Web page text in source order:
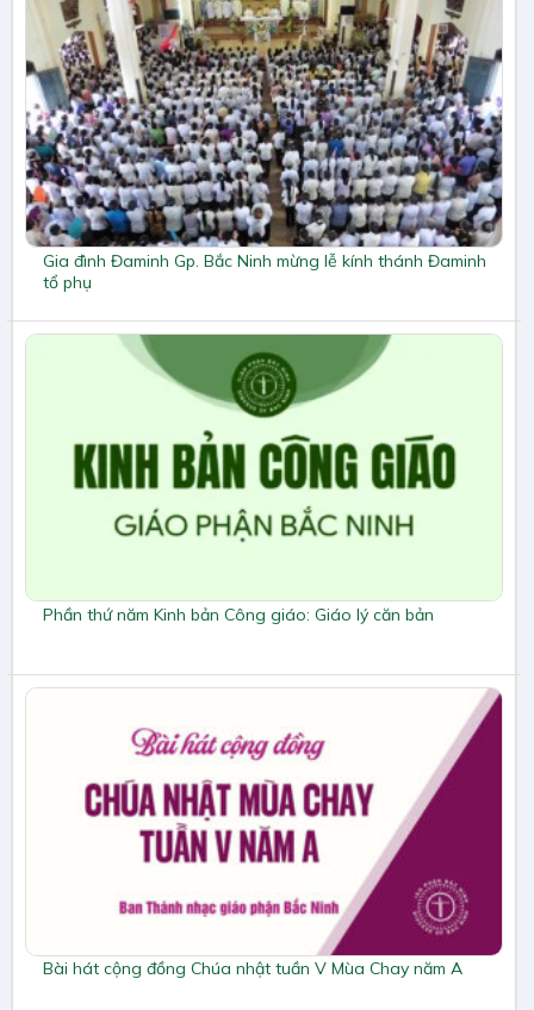
Gia đình Đaminh Gp. Bắc Ninh mừng lễ kính thánh Đaminh
tổ phụ
Phần thứ năm Kinh bản Công giáo: Giáo lý căn bản
Bài hát cộng đồng Chúa nhật tuần V Mùa Chay năm A